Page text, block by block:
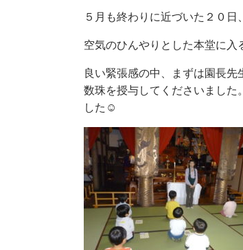
５月も終わりに近づいた２０日
空気のひんやりとした本堂に入
良い緊張感の中、まずは園長
数珠を授与してくださいました
した☺